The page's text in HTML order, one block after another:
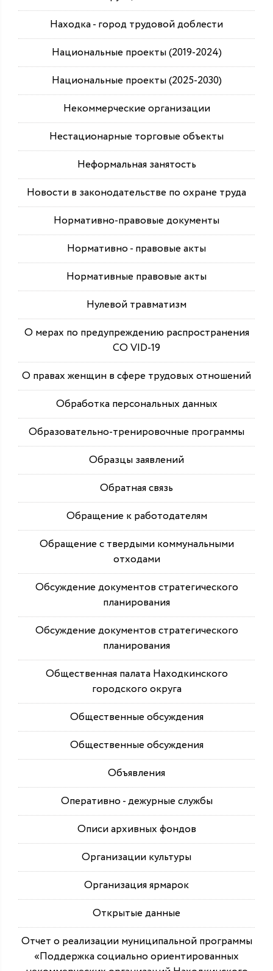
Находка - город трудовой доблести
Национальные проекты (2019-2024)
Национальные проекты (2025-2030)
Некоммерческие организации
Нестационарные торговые объекты
Неформальная занятость
Новости в законодательстве по охране труда
Нормативно-правовые документы
Нормативно - правовые акты
Нормативные правовые акты
Нулевой травматизм
О мерах по предупреждению распространения
СО VID-19
О правах женщин в сфере трудовых отношений
Обработка персональных данных
Образовательно-тренировочные программы
Образцы заявлений
Обратная связь
Обращение к работодателям
Обращение с твердыми коммунальными
отходами
Обсуждение документов стратегического
планирования
Обсуждение документов стратегического
планирования
Общественная палата Находкинского
городского округа
Общественные обсуждения
Общественные обсуждения
Объявления
Оперативно - дежурные службы
Описи архивных фондов
Организации культуры
Организация ярмарок
Открытые данные
Отчет о реализации муниципальной программы
«Поддержка социально ориентированных